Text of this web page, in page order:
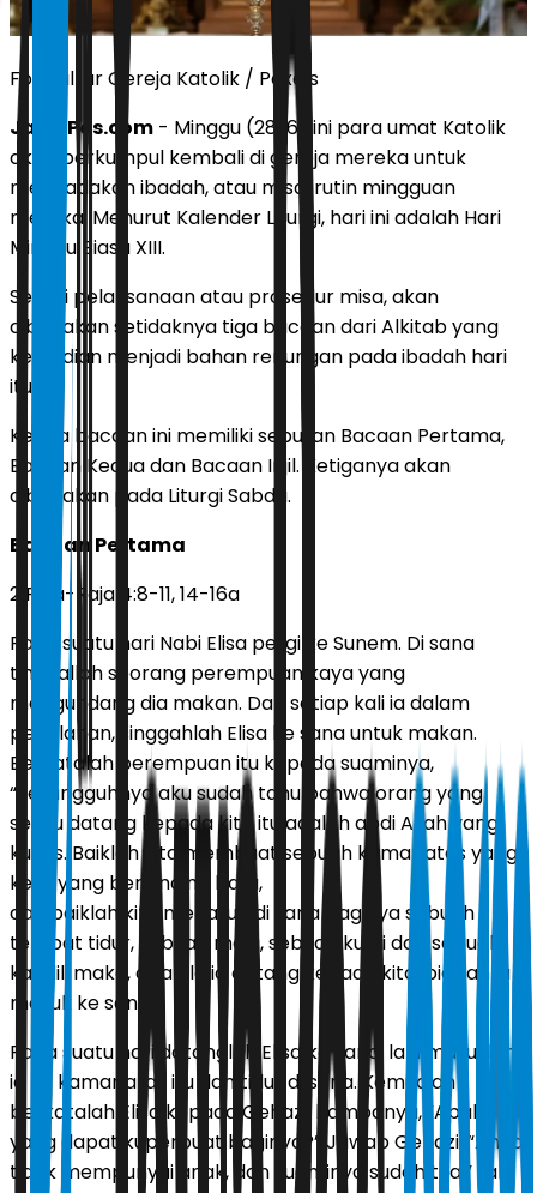
Foto altar Gereja Katolik / Pexels
JawaPos.com - Minggu (28/6) ini para umat Katolik
akan berkumpul kembali di gereja mereka untuk
mengadakan ibadah, atau misa, rutin mingguan
mereka. Menurut Kalender Liturgi, hari ini adalah Hari
Minggu Biasa XIII.
Sesuai pelaksanaan atau prosedur misa, akan
dibacakan setidaknya tiga bacaan dari Alkitab yang
kemudian menjadi bahan renungan pada ibadah hari
itu.
Ketiga bacaan ini memiliki sebutan Bacaan Pertama,
Bacaan Kedua dan Bacaan Injil. Ketiganya akan
dibacakan pada Liturgi Sabda.
Bacaan Pertama
2 Raja-Raja 4:8-11, 14-16a
Pada suatu hari Nabi Elisa pergi ke Sunem. Di sana
tinggallah seorang perempuan kaya yang
mengundang dia makan. Dan setiap kali ia dalam
perjalanan, singgahlah Elisa ke sana untuk makan.
Berkatalah perempuan itu kepada suaminya,
“Sesungguhnya aku sudah tahu bahwa orang yang
selalu datang kepada kita itu adalah abdi Allah yang
kudus. Baiklah kita membuat sebuah kamar atas yang
kecil yang berdinding batu,
dan baiklah kita menaruh di sana baginya sebuah
tempat tidur, sebuah meja, sebuah kursi dan sebuah
kandil; maka, apabila ia datang kepada kita, biarlah ia
masuk ke sana.”
Pada suatu hari datanglah Elisa ke sana, lalu masuklah
ia ke kamar atas itu dan tidur di sana. Kemudian
berkatalah Elisa kepada Gehazi, hambanya, “Apakah
yang dapat kuperbuat baginya?” Jawab Gehazi, “Ah, ia
tidak mempunyai anak, dan suaminya sudah tua.” Lalu